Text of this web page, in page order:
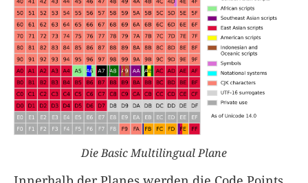
Die Basic Multilingual Plane